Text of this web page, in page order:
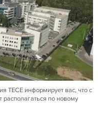
TECE информирует вас, что с
по новому